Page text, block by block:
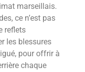
marseillais.
ce n’est pas
reflets
les blessures
pour offrir à
chaque